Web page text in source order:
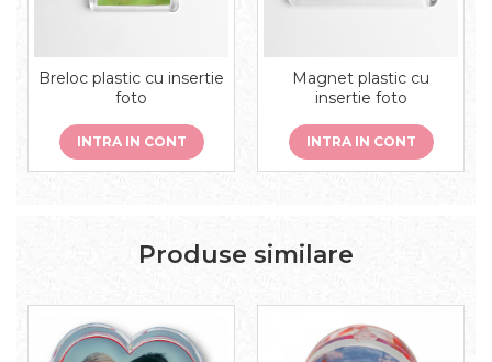
Breloc plastic cu insertie
foto
INTRA IN CONT
Magnet plastic cu
insertie foto
INTRA IN CONT
Produse similare